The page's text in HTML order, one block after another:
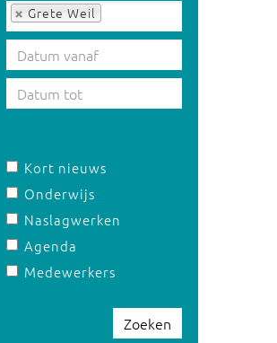
Grete Weil
Op tag:
Kort nieuws
Onderwijs
Naslagwerken
Agenda
Medewerkers
Zoeken